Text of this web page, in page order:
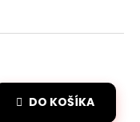
DO KOŠÍKA